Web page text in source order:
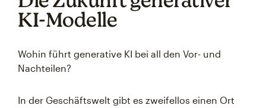
KI-Modelle
Wohin führt generative KI bei all den Vor- und
Nachteilen?
In der Geschäftswelt gibt es zweifellos einen Ort